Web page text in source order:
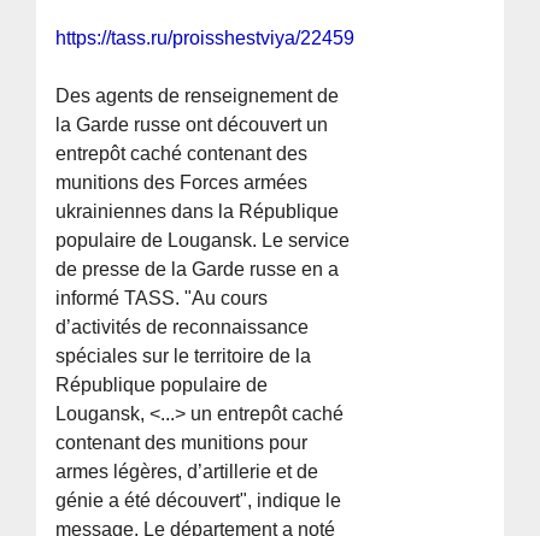
https://tass.ru/proisshestviya/22459171
Des agents de renseignement de
la Garde russe ont découvert un
entrepôt caché contenant des
munitions des Forces armées
ukrainiennes dans la République
populaire de Lougansk. Le service
de presse de la Garde russe en a
informé TASS. "Au cours
d’activités de reconnaissance
spéciales sur le territoire de la
République populaire de
Lougansk, <...> un entrepôt caché
contenant des munitions pour
armes légères, d’artillerie et de
génie a été découvert", indique le
message. Le département a noté